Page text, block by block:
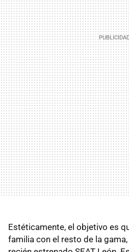
Estéticamente, el objetivo es
familia con el resto de la